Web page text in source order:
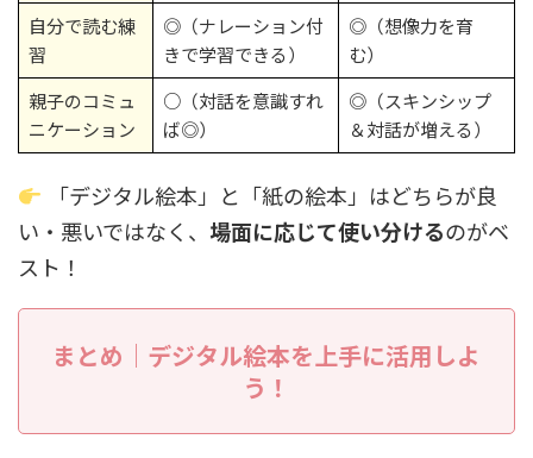
自分で読む練
習
◎（ナレーション付
きで学習できる）
◎（想像力を育
む）
親子のコミュ
ニケーション
○（対話を意識すれ
ば◎）
◎（スキンシップ
＆対話が増える）
「デジタル絵本」と「紙の絵本」はどちらが良
い・悪いではなく、 場面に応じて使い分けるのがベ
スト！
まとめ｜デジタル絵本を上手に活用しよ
う！